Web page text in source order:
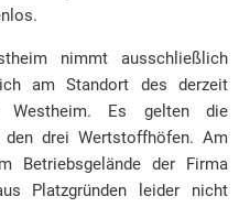
nimmt ausschließlich
am Standort des derzeit
Westheim. Es gelten die
drei Wertstoffhöfen. Am
Betriebsgelände der Firma
Platzgründen leider nicht